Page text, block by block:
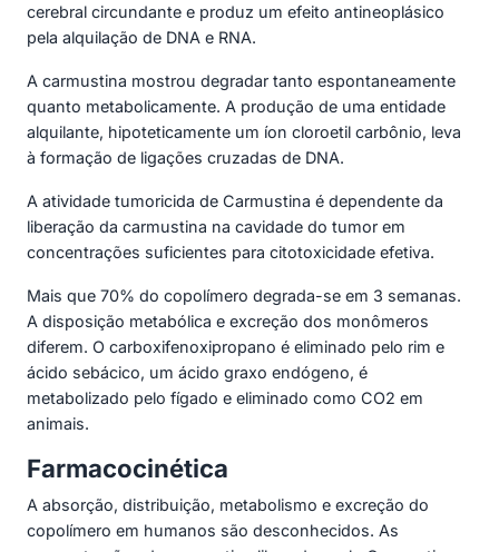
cerebral circundante e produz um efeito antineoplásico
pela alquilação de DNA e RNA.
A carmustina mostrou degradar tanto espontaneamente
quanto metabolicamente. A produção de uma entidade
alquilante, hipoteticamente um íon cloroetil carbônio, leva
à formação de ligações cruzadas de DNA.
A atividade tumoricida de Carmustina é dependente da
liberação da carmustina na cavidade do tumor em
concentrações suficientes para citotoxicidade efetiva.
Mais que 70% do copolímero degrada-se em 3 semanas.
A disposição metabólica e excreção dos monômeros
diferem. O carboxifenoxipropano é eliminado pelo rim e
ácido sebácico, um ácido graxo endógeno, é
metabolizado pelo fígado e eliminado como CO2 em
animais.
Farmacocinética
A absorção, distribuição, metabolismo e excreção do
copolímero em humanos são desconhecidos. As